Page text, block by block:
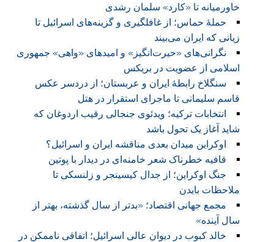
خاورمیانه تا «کارد» سلمان رشدی
حملۀ حماس؛ از غافلگیری و گزینه‌های اسرائیل تا
زیانی که ایران می‌بیند
نگرانی‌های «حیرت‌انگیز» و امیدهای «واهی» جمهوری
اسلامی از عضویت در بریکس
سنگلاخ رابطهٔ ایران و عربستان؛ از دردسر عکس
قاسم سلیمانی تا ماجرای استقرار در هتل
انتخابات ترکیه؛ ویدئوی جنجالی رقیب اردوغان که
شاید آغاز یک تحول باشد
اوکراین میدان بعدی مناقشه ایران و اسرائیل؟
قافیه خطرناک شعر خامنه‌ای در دیدار با پوتین
جنگ اوکراین؛ از جدال کیسینجر و زلنسکی تا
ملاحظات بایدن
مجمع جهانی اقتصاد؛ «بدتر از سال‌ گذشته، بهتر از
سال آینده»
خالد کبوب در دیوان عالی اسرائیل؛ اتفاقی ناممکن در